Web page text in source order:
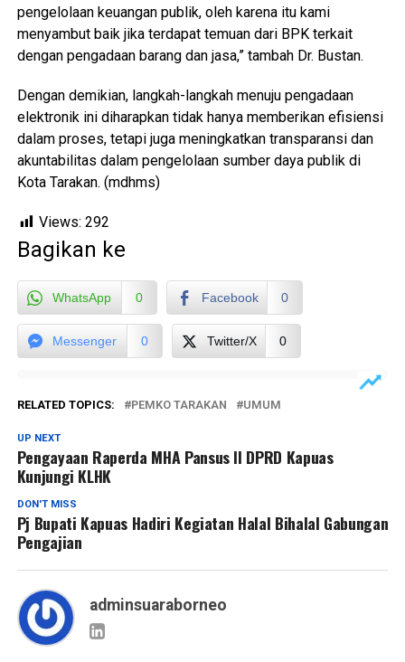
pengelolaan keuangan publik, oleh karena itu kami
menyambut baik jika terdapat temuan dari BPK terkait
dengan pengadaan barang dan jasa,” tambah Dr. Bustan.
Dengan demikian, langkah-langkah menuju pengadaan
elektronik ini diharapkan tidak hanya memberikan efisiensi
dalam proses, tetapi juga meningkatkan transparansi dan
akuntabilitas dalam pengelolaan sumber daya publik di
Kota Tarakan. (mdhms)
Views: 292
Bagikan ke
WhatsApp 0 Facebook 0
Messenger 0 Twitter/X 0
RELATED TOPICS: PEMKO TARAKAN UMUM
UP NEXT
Pengayaan Raperda MHA Pansus II DPRD Kapuas
Kunjungi KLHK
DON'T MISS
Pj Bupati Kapuas Hadiri Kegiatan Halal Bihalal Gabungan
Pengajian
adminsuaraborneo